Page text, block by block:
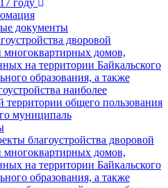
году
документы
дворовой
многоквартирных домов,
на территории Байкальского
образования, а также
наиболее
территории общего пользования
муниципаль
благоустройства дворовой
многоквартирных домов,
на территории Байкальского
образования, а также